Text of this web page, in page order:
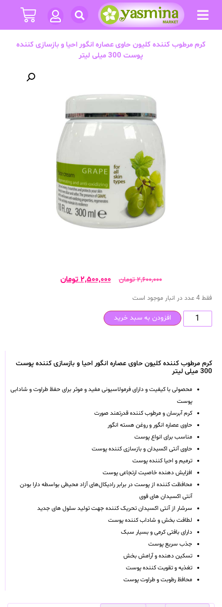
کرم مرطوب کننده کلیون حاوی عصاره انگور احیا و بازسازی کننده پوست
300 میلی لیتر
محصولی با کیفیت و دارای فرمولاسیونی مفید و موثر برای حفظ طراوت و شادابی
پوست
کرم آبرسان و مرطوب کننده قدرتمند صورت
حاوی عصاره انگور و روغن هسته انگور
مناسب برای انواع پوست
حاوی آنتی اکسیدان و بازسازی کننده پوست
ترمیم و احیا کننده پوست
افزایش دهنده خاصیت ارتجاعی پوست
محافظت کننده از پوست در برابر رادیکال‌های آزاد محیطی بواسطه دارا بودن
آنتی اکسیدان های قوی
سرشار از آنتی اکسیدان تحریک کننده جهت تولید سلول های جدید
لطافت بخش و شاداب کننده پوست
دارای بافتی کرمی و بسیار سبک
جذب سریع پوست
تسکین دهنده و آرامش بخش
تغذیه و تقویت کننده پوست
محافظ رطوبت و طراوت پوست
کرم مرطوب کننده کلیون حاوی عصاره انگور احیا و بازسازی کننده
پوست 300 میلی لیتر
۲,۶۰۰,۰۰۰ تومان ۲,۵۰۰,۰۰۰تومان
فقط 4 عدد در انبار موجود است
افزودن به سبد خرید